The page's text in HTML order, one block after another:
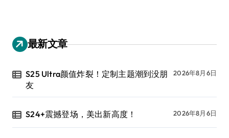
最新文章
S25 Ultra颜值炸裂！定制主题潮到没朋
友
2026年8月6日
S24+震撼登场，美出新高度！ 2026年8月6日